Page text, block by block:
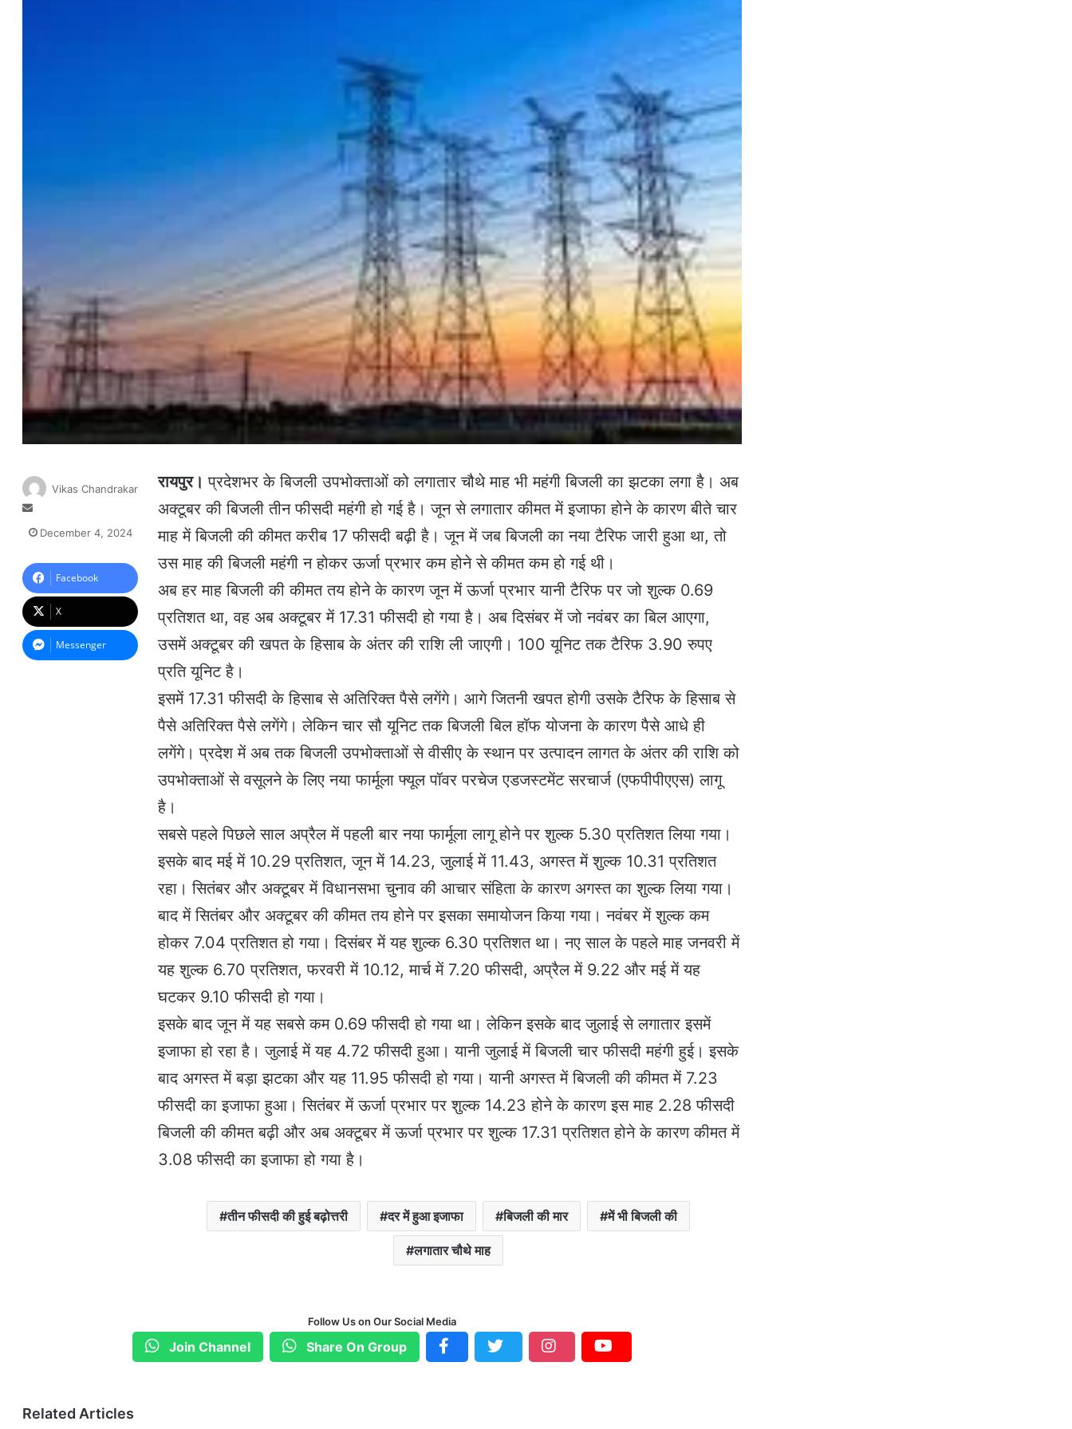
रायपुर। प्रदेशभर के बिजली उपभोक्ताओं को लगातार चौथे माह भी महंगी बिजली का झटका लगा है। अब
अक्टूबर की बिजली तीन फीसदी महंगी हो गई है। जून से लगातार कीमत में इजाफा होने के कारण बीते चार
माह में बिजली की कीमत करीब 17 फीसदी बढ़ी है। जून में जब बिजली का नया टैरिफ जारी हुआ था, तो
उस माह की बिजली महंगी न होकर ऊर्जा प्रभार कम होने से कीमत कम हो गई थी।
अब हर माह बिजली की कीमत तय होने के कारण जून में ऊर्जा प्रभार यानी टैरिफ पर जो शुल्क 0.69
प्रतिशत था, वह अब अक्टूबर में 17.31 फीसदी हो गया है। अब दिसंबर में जो नवंबर का बिल आएगा,
उसमें अक्टूबर की खपत के हिसाब के अंतर की राशि ली जाएगी। 100 यूनिट तक टैरिफ 3.90 रुपए
प्रति यूनिट है।
इसमें 17.31 फीसदी के हिसाब से अतिरिक्त पैसे लगेंगे। आगे जितनी खपत होगी उसके टैरिफ के हिसाब से
पैसे अतिरिक्त पैसे लगेंगे। लेकिन चार सौ यूनिट तक बिजली बिल हॉफ योजना के कारण पैसे आधे ही
लगेंगे। प्रदेश में अब तक बिजली उपभोक्ताओं से वीसीए के स्थान पर उत्पादन लागत के अंतर की राशि को
उपभोक्ताओं से वसूलने के लिए नया फार्मूला फ्यूल पॉवर परचेज एडजस्टमेंट सरचार्ज (एफपीपीएएस) लागू
है।
सबसे पहले पिछले साल अप्रैल में पहली बार नया फार्मूला लागू होने पर शुल्क 5.30 प्रतिशत लिया गया।
इसके बाद मई में 10.29 प्रतिशत, जून में 14.23, जुलाई में 11.43, अगस्त में शुल्क 10.31 प्रतिशत
रहा। सितंबर और अक्टूबर में विधानसभा चुनाव की आचार संहिता के कारण अगस्त का शुल्क लिया गया।
बाद में सितंबर और अक्टूबर की कीमत तय होने पर इसका समायोजन किया गया। नवंबर में शुल्क कम
होकर 7.04 प्रतिशत हो गया। दिसंबर में यह शुल्क 6.30 प्रतिशत था। नए साल के पहले माह जनवरी में
यह शुल्क 6.70 प्रतिशत, फरवरी में 10.12, मार्च में 7.20 फीसदी, अप्रैल में 9.22 और मई में यह
घटकर 9.10 फीसदी हो गया।
इसके बाद जून में यह सबसे कम 0.69 फीसदी हो गया था। लेकिन इसके बाद जुलाई से लगातार इसमें
इजाफा हो रहा है। जुलाई में यह 4.72 फीसदी हुआ। यानी जुलाई में बिजली चार फीसदी महंगी हुई। इसके
बाद अगस्त में बड़ा झटका और यह 11.95 फीसदी हो गया। यानी अगस्त में बिजली की कीमत में 7.23
फीसदी का इजाफा हुआ। सितंबर में ऊर्जा प्रभार पर शुल्क 14.23 होने के कारण इस माह 2.28 फीसदी
बिजली की कीमत बढ़ी और अब अक्टूबर में ऊर्जा प्रभार पर शुल्क 17.31 प्रतिशत होने के कारण कीमत में
3.08 फीसदी का इजाफा हो गया है।
तीन फीसदी की हुई बढ़ोत्तरी दर में हुआ इजाफा बिजली की मार में भी बिजली की
लगातार चौथे माह
Vikas Chandrakar
a
n
e
m
a
i
December 4, 2024
Facebook
X
Messenger
Follow Us on Our Social Media
Join Channel Share On Group
Related Articles